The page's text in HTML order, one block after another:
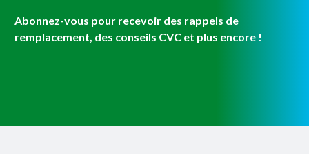
Abonnez-vous pour recevoir des rappels de
remplacement, des conseils CVC et plus encore !